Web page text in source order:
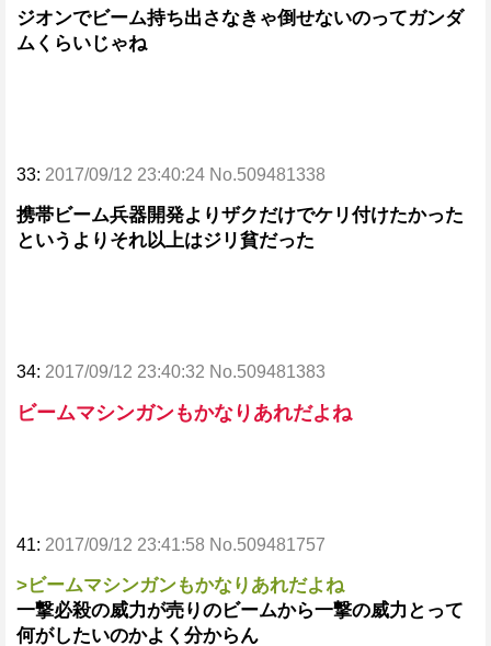
ジオンでビーム持ち出さなきゃ倒せないのってガンダ
ムくらいじゃね
33: 2017/09/12 23:40:24 No.509481338
携帯ビーム兵器開発よりザクだけでケリ付けたかった
というよりそれ以上はジリ貧だった
34: 2017/09/12 23:40:32 No.509481383
ビームマシンガンもかなりあれだよね
41: 2017/09/12 23:41:58 No.509481757
>ビームマシンガンもかなりあれだよね
一撃必殺の威力が売りのビームから一撃の威力とって
何がしたいのかよく分からん